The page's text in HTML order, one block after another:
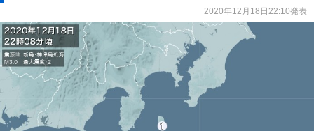
2020年12月18日22:10発表